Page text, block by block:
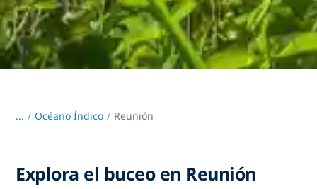
... / Océano Índico Reunión
Explora el buceo en Reunión